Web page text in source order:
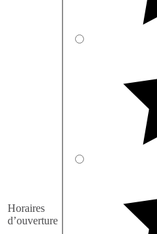
Horaires
d’ouverture